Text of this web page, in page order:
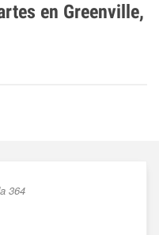
en Greenville,
364